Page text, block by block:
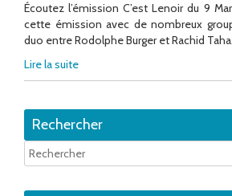
Écoutez l’émission C’est Lenoir du 9
cette émission avec de nombreux
duo entre Rodolphe Burger et Rachid
Lire la suite
Rechercher